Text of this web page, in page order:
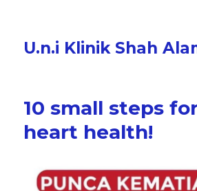
U.n.i Klinik Shah
10 small steps
heart health!